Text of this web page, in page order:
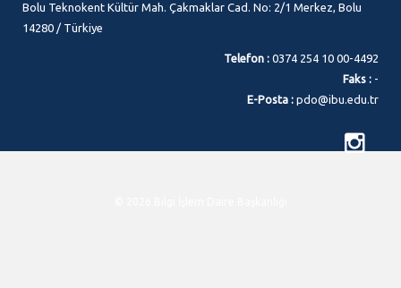
Bolu Teknokent Kültür Mah. Çakmaklar Cad. No: 2/1 Merkez, Bolu
14280 / Türkiye
Telefon : 0374 254 10 00-4492
Faks : -
E-Posta : pdo@ibu.edu.tr